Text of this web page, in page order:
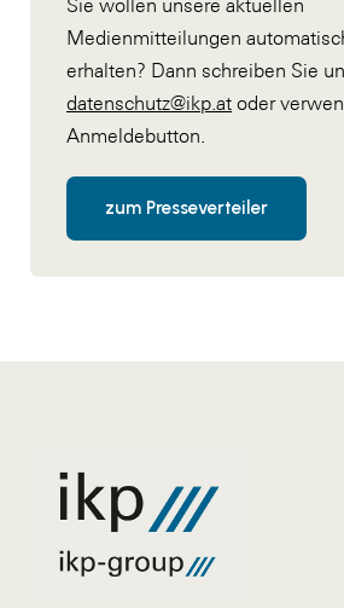
Sie wollen unsere aktuellen
Medienmitteilungen
erhalten? Dann schreiben Sie
datenschutz@ikp.at oder
Anmeldebutton.
zum Presseverteiler